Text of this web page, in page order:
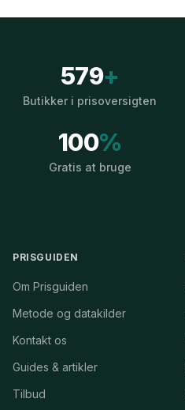
579+
Butikker i prisoversigten
100%
Gratis at bruge
PRISGUIDEN
Om Prisguiden
Metode og datakilder
Kontakt os
Guides & artikler
Tilbud